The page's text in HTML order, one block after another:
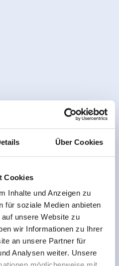
Über Cookies
Cookies
Inhalte und Anzeigen zu
für soziale Medien anbieten
unsere Website zu
wir Informationen zu Ihrer
an unsere Partner für
Analysen weiter. Unsere
parking spot